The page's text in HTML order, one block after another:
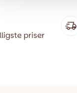
priser